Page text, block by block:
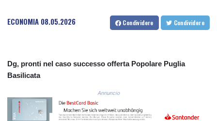
3654.814015
CRC 525.224073
CVE 110.52354
DKK 7.475778
DZD 153.610645
ECONOMIA 08.05.2026 Condividere Condividere
Dg, pronti nel caso successo offerta Popolare Puglia
Basilicata
Annuncio